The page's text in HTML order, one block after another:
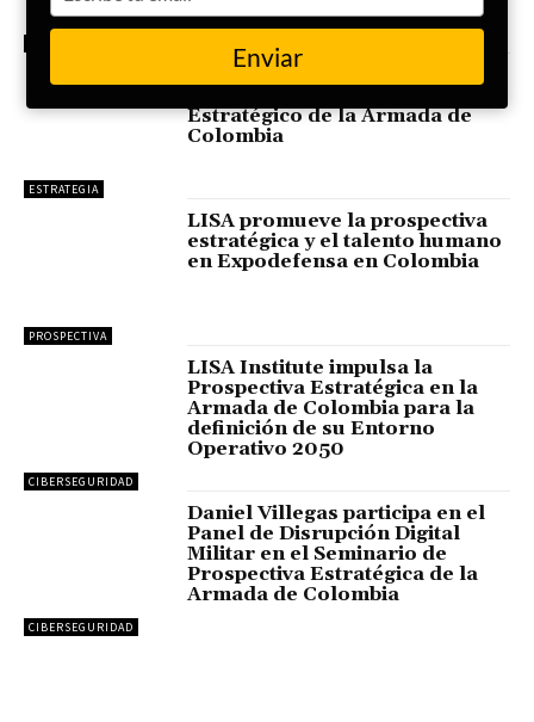
ESTRATEGIA
LISA Institute participa en el
Estratégico de la Armada de
Colombia
PROSPECTIVA
LISA promueve la prospectiva
estratégica y el talento humano
en Expodefensa en Colombia
CIBERSEGURIDAD
LISA Institute impulsa la
Prospectiva Estratégica en la
Armada de Colombia para la
definición de su Entorno
Operativo 2050
CIBERSEGURIDAD
Daniel Villegas participa en el
Panel de Disrupción Digital
Militar en el Seminario de
Prospectiva Estratégica de la
Armada de Colombia
your
email
Enviar